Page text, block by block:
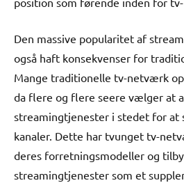
Den massive popularitet af
også haft konsekvenser for
Mange traditionelle tv-netværk
da flere og flere seere vælger at
streamingtjenester i stedet for at
kanaler. Dette har tvunget tv-
deres forretningsmodeller og
streamingtjenester som et